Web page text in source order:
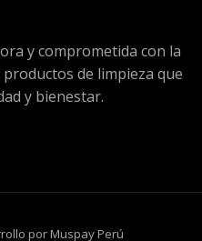
y comprometida con la
de limpieza que
y bienestar.
por Muspay Perú